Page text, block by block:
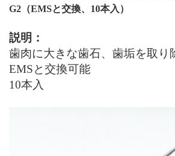
G2 （EMSと交換、 10本入）
説明：
歯肉に大きな歯石、歯垢を取り
EMSと交換可能
10本入